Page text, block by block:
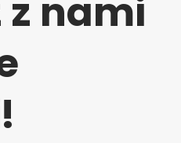
nami